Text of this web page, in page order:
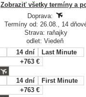
Zobraziť všetky termíny a
Doprava:
Termíny od: 26.08., 14
Strava: raňajky
odlet: Viedeň
14 dní
Last Minute
+763 €
14 dní
First Minute
+763 €